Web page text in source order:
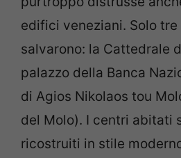
edifici veneziani. Solo
salvarono: la Cattedrale
palazzo della Banca
di Agios Nikolaos tou
del Molo). I centri abitati
ricostruiti in stile